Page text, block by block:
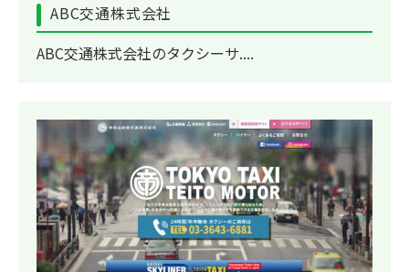
ABC交通株式会社
ABC交通株式会社のタクシーサ....